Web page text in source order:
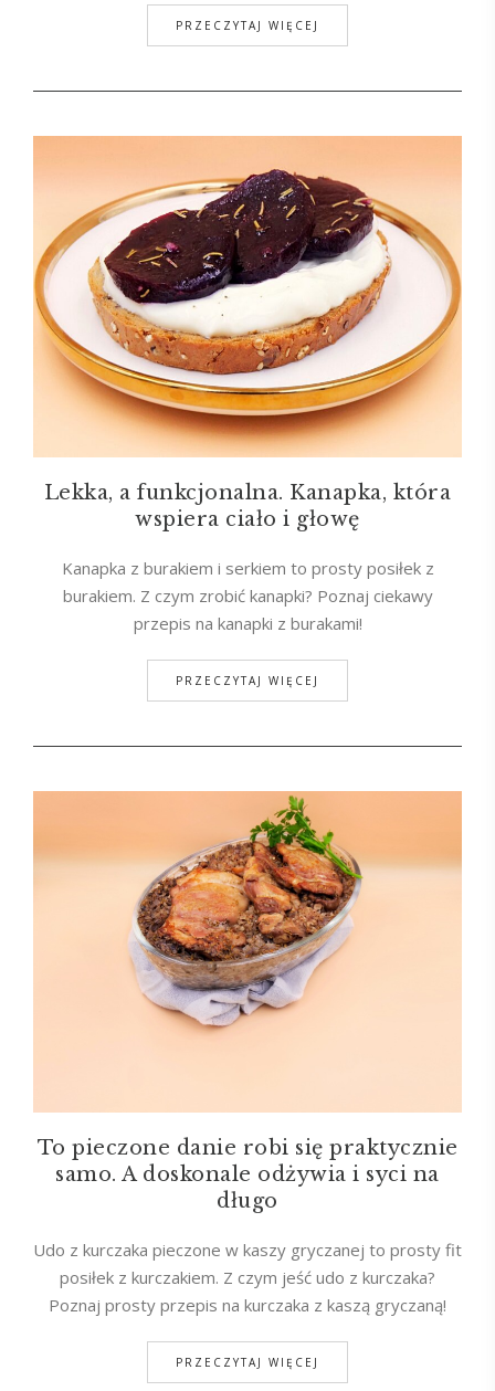
PRZECZYTAJ WIĘCEJ
Lekka, a funkcjonalna. Kanapka, która
wspiera ciało i głowę
Kanapka z burakiem i serkiem to prosty posiłek z
burakiem. Z czym zrobić kanapki? Poznaj ciekawy
przepis na kanapki z burakami!
PRZECZYTAJ WIĘCEJ
To pieczone danie robi się praktycznie
samo. A doskonale odżywia i syci na
długo
Udo z kurczaka pieczone w kaszy gryczanej to prosty fit
posiłek z kurczakiem. Z czym jeść udo z kurczaka?
Poznaj prosty przepis na kurczaka z kaszą gryczaną!
PRZECZYTAJ WIĘCEJ